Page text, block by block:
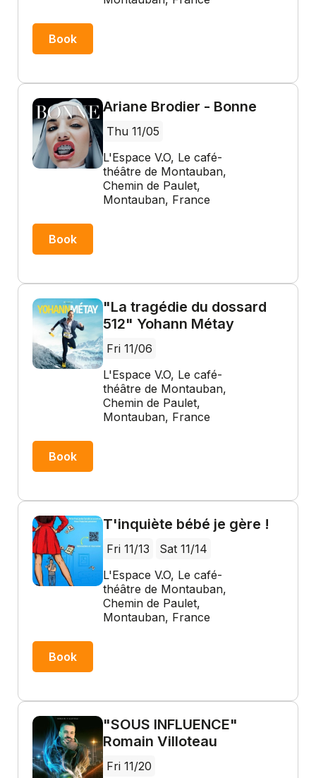
Book
Ariane Brodier - Bonne
Thu 11/05
L'Espace V.O, Le café-
théâtre de Montauban,
Chemin de Paulet,
Montauban, France
Book
"La tragédie du dossard
512" Yohann Métay
Fri 11/06
L'Espace V.O, Le café-
théâtre de Montauban,
Chemin de Paulet,
Montauban, France
Book
T'inquiète bébé je gère !
Fri 11/13
Sat 11/14
L'Espace V.O, Le café-
théâtre de Montauban,
Chemin de Paulet,
Montauban, France
Book
"SOUS INFLUENCE"
Romain Villoteau
Fri 11/20